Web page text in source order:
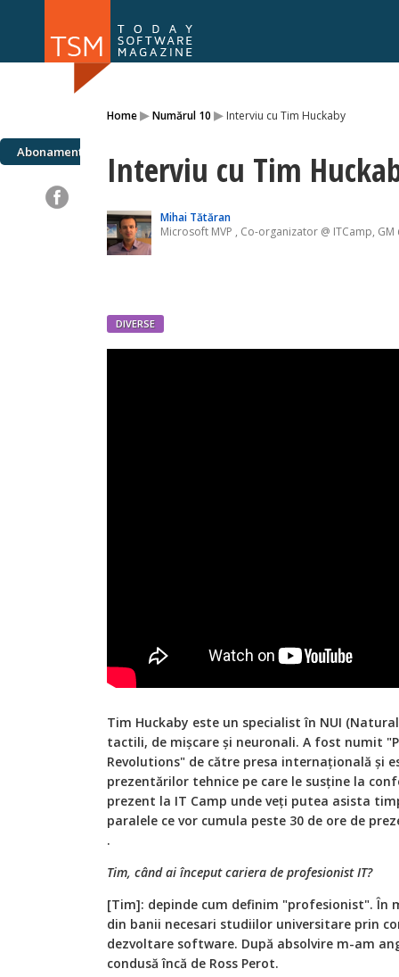
Home▸Numărul 10 ▸ Interviu cu Tim Huckaby
Abonamente Interviu cu Tim
Mihai Tătăran
Microsoft MVP , Co-organizator @ ITCamp, GM
DIVERSE
Tim Huckaby este un specialist în NUI
tactili, de mișcare și neuronali. A fost numit
Revolutions" de către presa internațională și
prezentărilor tehnice pe care le susține la
prezent la IT Camp unde veți putea asista
paralele ce vor cumula peste 30 de ore de
.
Tim, când ai început cariera de profesionist IT?
[Tim]: depinde cum definim "profesionist".
din banii necesari studiilor universitare prin
dezvoltare software. După absolvire m-am
condusă încă de Ross Perot.